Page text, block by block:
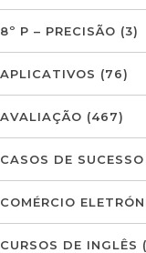
8º P – PRECISÃO (3)
APLICATIVOS (76)
AVALIAÇÃO (467)
CASOS DE
COMÉRCIO
CURSOS DE INGLÊS